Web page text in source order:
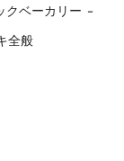
クベーカリー
全般